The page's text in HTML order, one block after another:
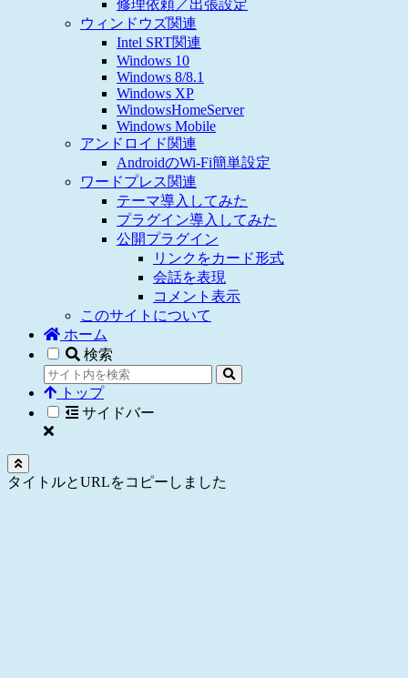
修理依頼／出張設定
ウィンドウズ関連
Intel SRT関連
Windows 10
Windows 8/8.1
Windows XP
WindowsHomeServer
Windows Mobile
アンドロイド関連
AndroidのWi-Fi簡単設定
ワードプレス関連
テーマ導入してみた
プラグイン導入してみた
公開プラグイン
リンクをカード形式
会話を表現
コメント表示
このサイトについて
ホーム
検索
トップ
サイドバー
タイトルとURLをコピーしました